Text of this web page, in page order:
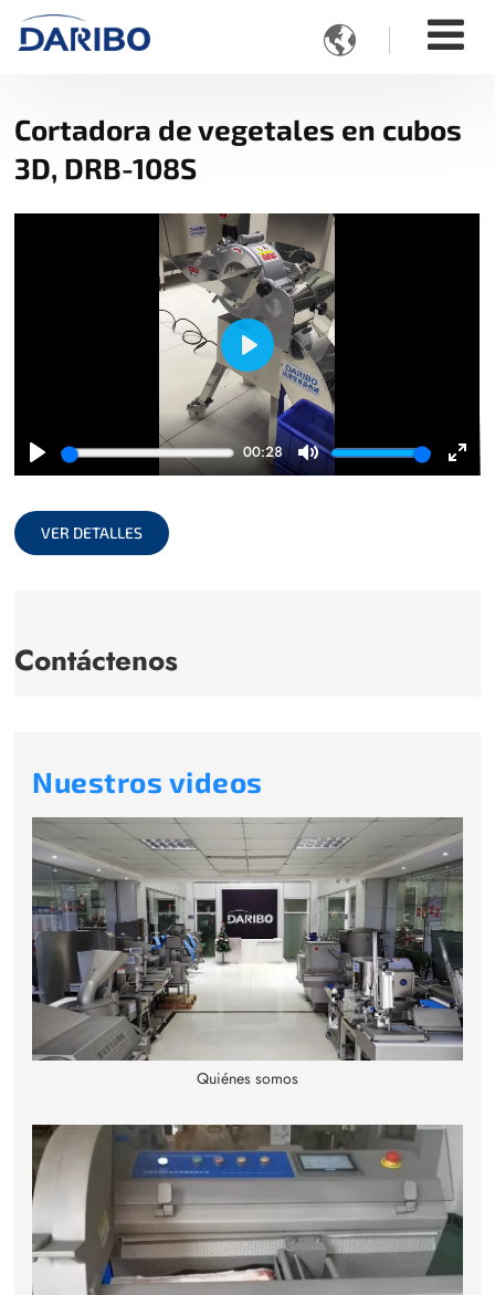

Cortadora de vegetales en cubos
3D, DRB-108S
Play
00:28
Mute
Play
VER DETALLES
Contáctenos
Nuestros videos
Quiénes somos